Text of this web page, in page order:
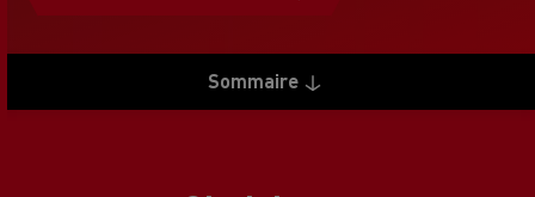
Sommaire